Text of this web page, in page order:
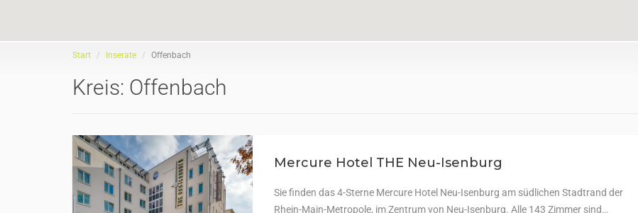
Start Inserate Offenbach
Kreis: Offenbach
Mercure Hotel THE Neu-Isenburg
Sie finden das 4-Sterne Mercure Hotel Neu-Isenburg am südlichen Stadtrand der
Rhein-Main-Metropole, im Zentrum von Neu-Isenburg. Alle 143 Zimmer sind…